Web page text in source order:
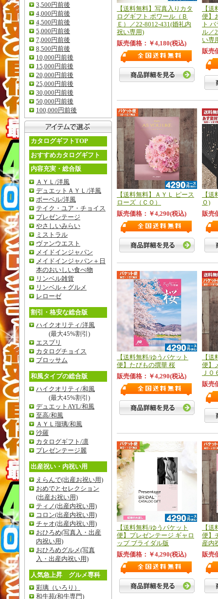
3,500円前後
4,000円前後
4,500円前後
5,000円前後
7,000円前後
8,500円前後
10,000円前後
15,000円前後
20,000円前後
25,000円前後
30,000円前後
50,000円前後
100,000円前後
カタログギフトTOP
おすすめカタログギフト
内容充実・総合版
ＡＹＬ/洋風
デュエットＡＹＬ/洋風
ボーベル/洋風
テイク・ユア・チョイス
プレゼンテージ
やさしいみらい
ミストラル
ヴァンウエスト
メイドインジャパン
メイドインジャパン＋日
本のおいしい食べ物
リンベル雑貨
リンベル＋グルメ
レローゼ
割引・格安な総合版
ハイクオリティ/洋風
(最大45%割引)
エスプリ
カタログチョイス
ブロッサム
和風タイプの総合版
ハイクオリティ/和風
(最大45%割引)
デュエットAYL/和風
至高/和風
ＡＹＬ瑠璃/和風
沙羅
カタログギフト/凛
プレゼンテージ麗
出産祝い・内祝い用
えらんで(出産お祝い用)
おめでとセレクション
(出産お祝い用)
ティノ(出産内祝い用)
コロン(出産内祝い用)
チャオ(出産内祝い用)
おひろめ(写真入・出産
内祝い用)
おひろめグルメ(写真
入・出産内祝い用)
人気急上昇 グルメ専科
彩璃（いろり）
和牛苑(和牛専門)
【送料無料】写真入りカタ
ログギフト ポワール（Ｂ
Ｅ）／22-8012-431(婚礼内
祝い専用)
販売価格：￥4,180(税込)
【
便】
ト
ル／
い専
販売
【送料無料】ＡＹＬ ピース
ローズ（ＣＯ）
販売価格：￥4,290(税込)
【
Ｏ)
販売
【送料無料/ゆうパケット
便】たびもの撰華 桜
販売価格：￥4,290(税込)
【
便】
Ｊ
販売
【送料無料/ゆうパケット
便】プレゼンテージ ギャロ
ップ ブライダル版
販売価格：￥4,290(税込)
【
便】
産内
販売